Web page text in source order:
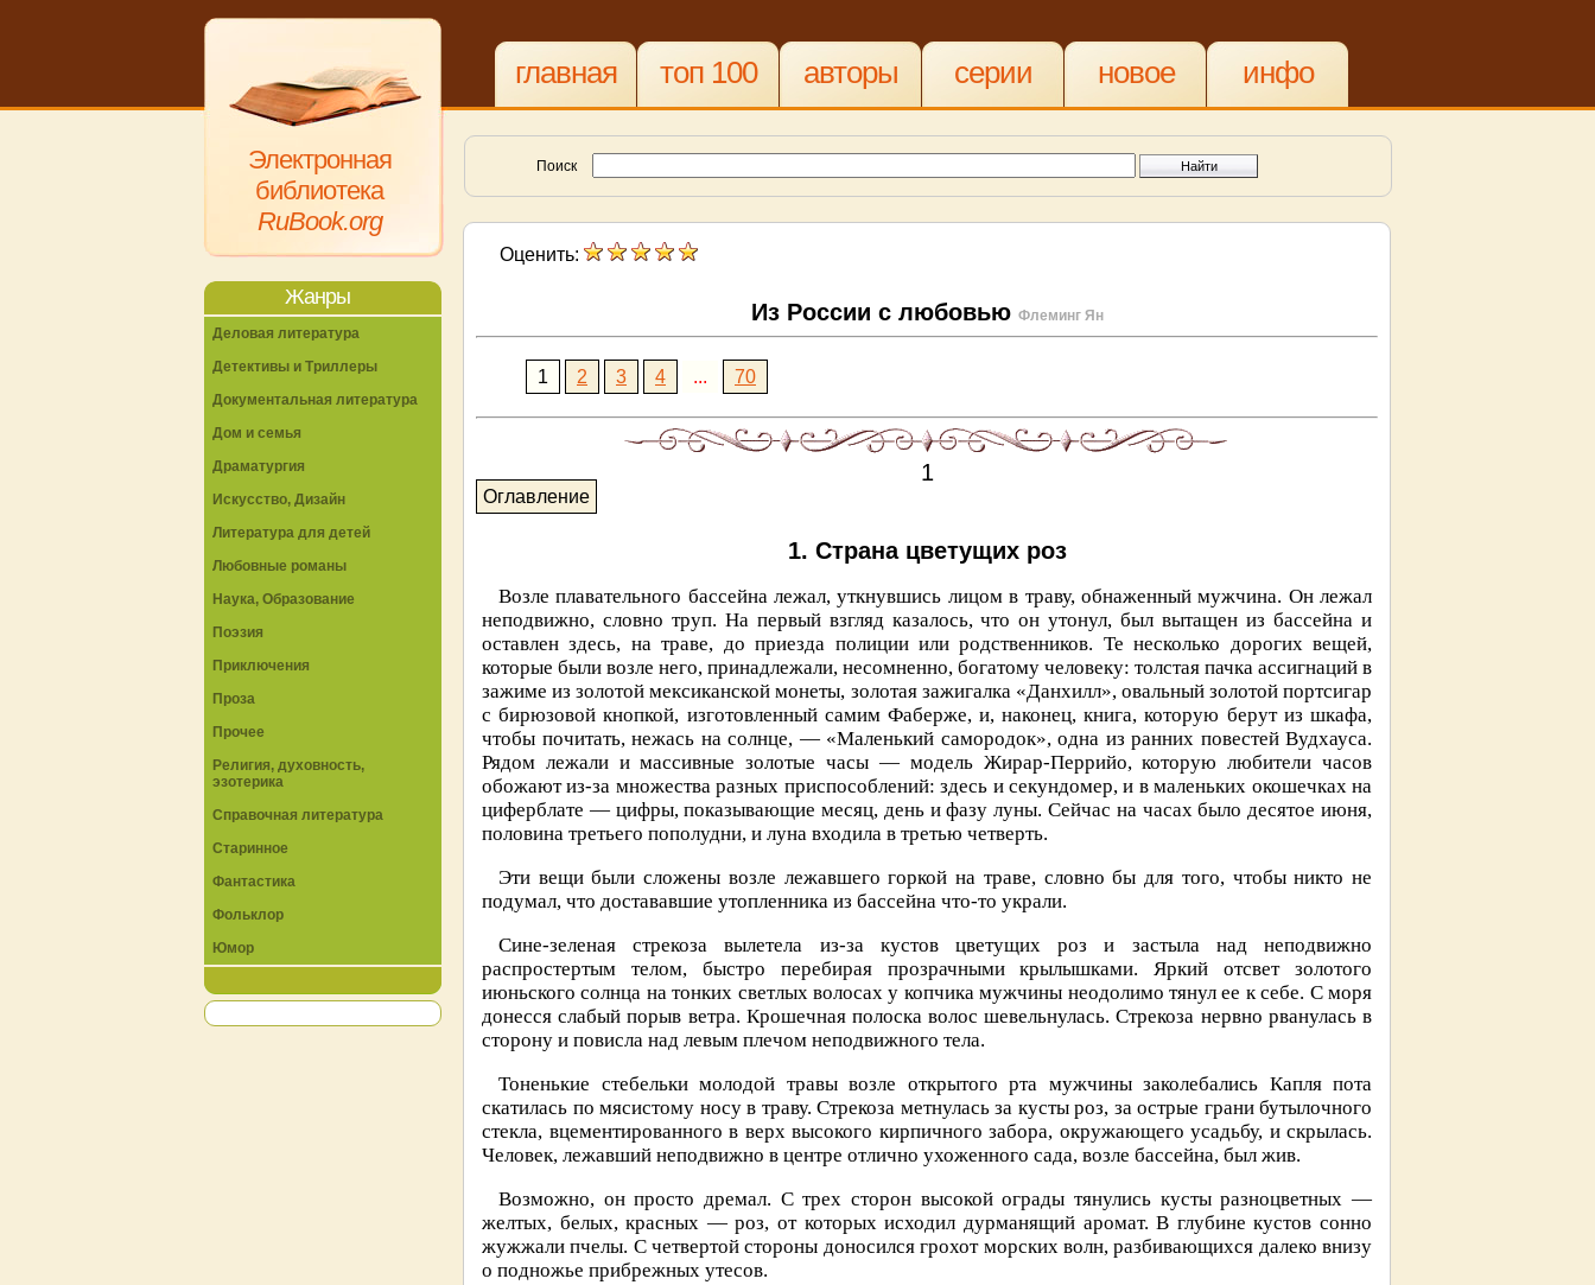
Электронная
библиотека
RuBook.org
главная топ 100 авторы серии новое инфо
Поиск
Оценить:
Из России с любовью Флеминг Ян
1 2 3 4 ... 70
1
Оглавление
1. Страна цветущих роз
Возле плавательного бассейна лежал, уткнувшись лицом в траву, обнаженный мужчина. Он лежал
неподвижно, словно труп. На первый взгляд казалось, что он утонул, был вытащен из бассейна и
оставлен здесь, на траве, до приезда полиции или родственников. Те несколько дорогих вещей,
которые были возле него, принадлежали, несомненно, богатому человеку: толстая пачка ассигнаций в
зажиме из золотой мексиканской монеты, золотая зажигалка «Данхилл», овальный золотой портсигар
с бирюзовой кнопкой, изготовленный самим Фаберже, и, наконец, книга, которую берут из шкафа,
чтобы почитать, нежась на солнце, — «Маленький самородок», одна из ранних повестей Вудхауса.
Рядом лежали и массивные золотые часы — модель Жирар-Перрийо, которую любители часов
обожают из-за множества разных приспособлений: здесь и секундомер, и в маленьких окошечках на
циферблате — цифры, показывающие месяц, день и фазу луны. Сейчас на часах было десятое июня,
половина третьего пополудни, и луна входила в третью четверть.
Эти вещи были сложены возле лежавшего горкой на траве, словно бы для того, чтобы никто не
подумал, что достававшие утопленника из бассейна что-то украли.
Сине-зеленая стрекоза вылетела из-за кустов цветущих роз и застыла над неподвижно
распростертым телом, быстро перебирая прозрачными крылышками. Яркий отсвет золотого
июньского солнца на тонких светлых волосах у копчика мужчины неодолимо тянул ее к себе. С моря
донесся слабый порыв ветра. Крошечная полоска волос шевельнулась. Стрекоза нервно рванулась в
сторону и повисла над левым плечом неподвижного тела.
Тоненькие стебельки молодой травы возле открытого рта мужчины заколебались Капля пота
скатилась по мясистому носу в траву. Стрекоза метнулась за кусты роз, за острые грани бутылочного
стекла, вцементированного в верх высокого кирпичного забора, окружающего усадьбу, и скрылась.
Человек, лежавший неподвижно в центре отлично ухоженного сада, возле бассейна, был жив.
Возможно, он просто дремал. С трех сторон высокой ограды тянулись кусты разноцветных —
желтых, белых, красных — роз, от которых исходил дурманящий аромат. В глубине кустов сонно
жужжали пчелы. С четвертой стороны доносился грохот морских волн, разбивающихся далеко внизу
о подножье прибрежных утесов.
Жанры
Деловая литература
Детективы и Триллеры
Документальная литература
Дом и семья
Драматургия
Искусство, Дизайн
Литература для детей
Любовные романы
Наука, Образование
Поэзия
Приключения
Проза
Прочее
Религия, духовность,
эзотерика
Справочная литература
Старинное
Фантастика
Фольклор
Юмор